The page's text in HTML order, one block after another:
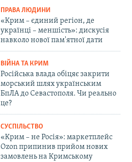
ПРАВА ЛЮДИНИ
«Крим – єдиний регіон, де
українці – меншість»: дискусія
навколо нової пам'ятної дати
ВІЙНА ТА КРИМ
Російська влада обіцяє закрити
морський шлях українським
БпЛА до Севастополя. Чи реально
це?
СУСПІЛЬСТВО
«Крим – не Росія»: маркетплейс
Ozon припинив прийом нових
замовлень на Кримському